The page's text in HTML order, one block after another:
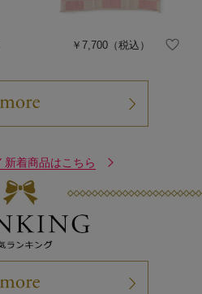
￥7,700（税込）
新着商品はこちら